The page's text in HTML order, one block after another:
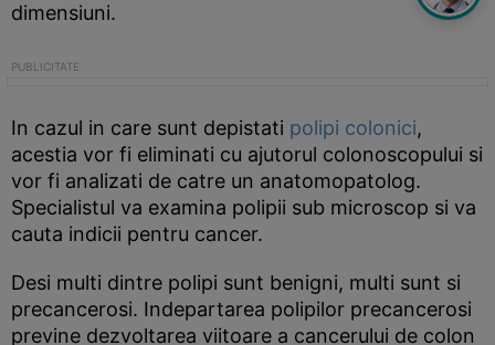
dimensiuni.
In cazul in care sunt depistati polipi colonici,
acestia vor fi eliminati cu ajutorul colonoscopului si
vor fi analizati de catre un anatomopatolog.
Specialistul va examina polipii sub microscop si va
cauta indicii pentru cancer.
Desi multi dintre polipi sunt benigni, multi sunt si
precancerosi. Indepartarea polipilor precancerosi
previne dezvoltarea viitoare a cancerului de colon